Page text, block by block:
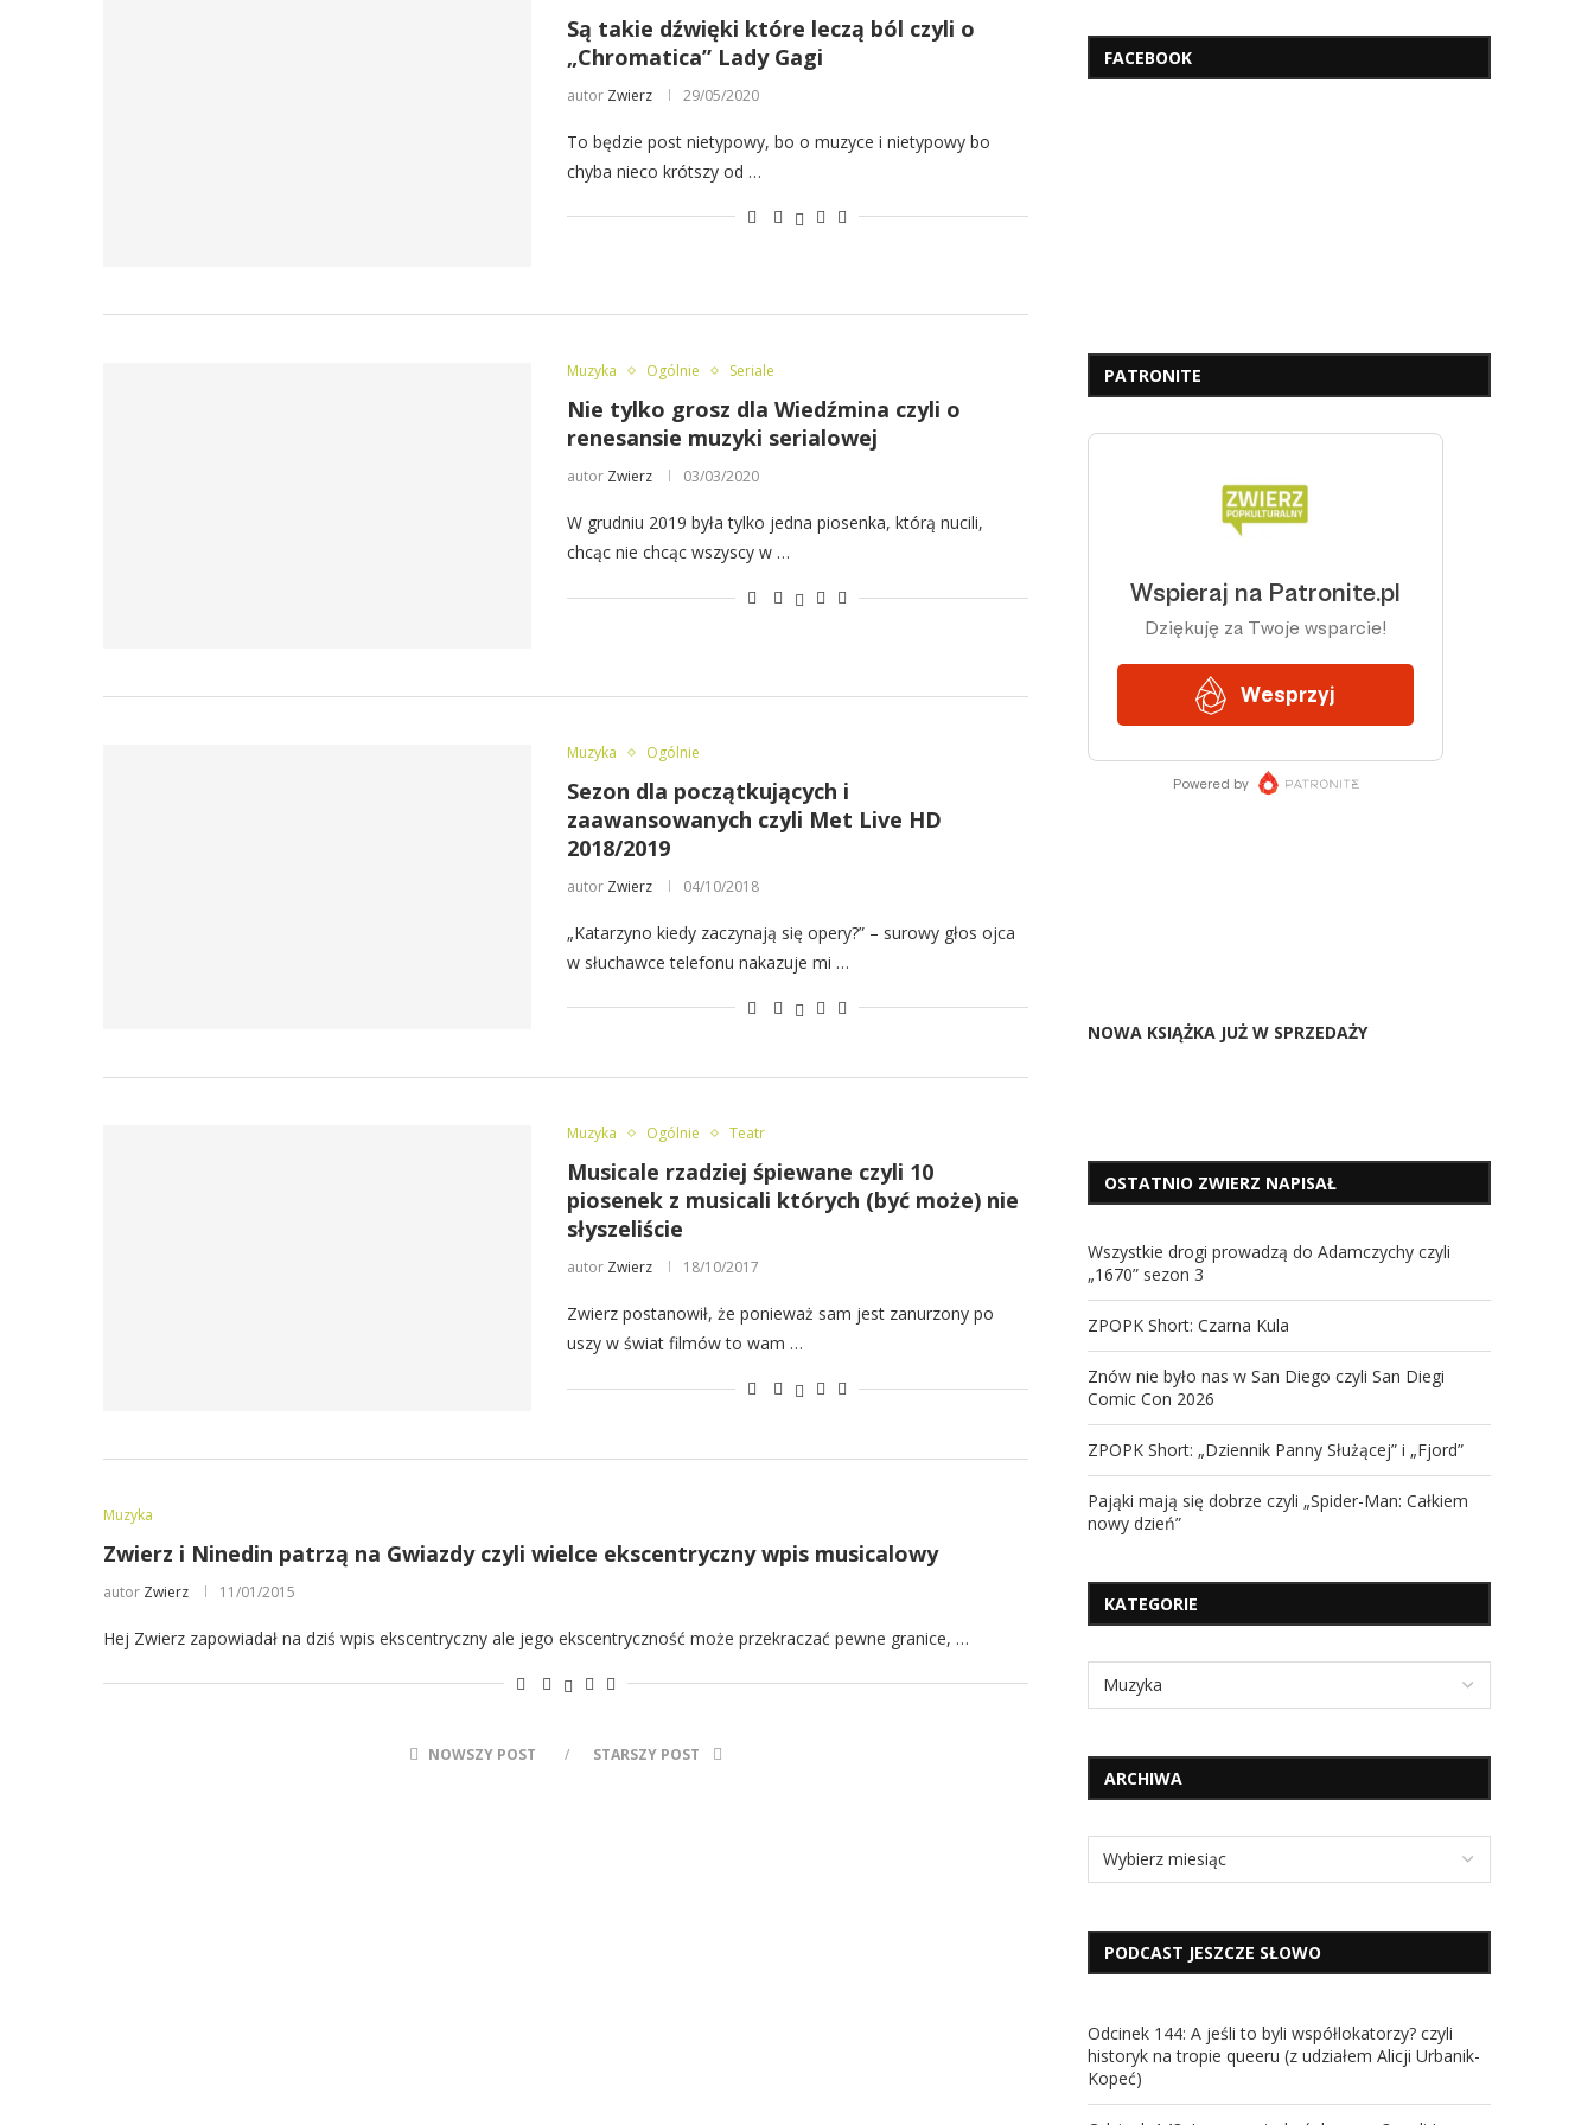
Są takie dźwięki które leczą ból czyli o
„Chromatica” Lady Gagi
autor Zwierz 29/05/2020
To będzie post nietypowy, bo o muzyce i nietypowy bo
chyba nieco krótszy od …
Muzyka Ogólnie Seriale
Nie tylko grosz dla Wiedźmina czyli o
renesansie muzyki serialowej
autor Zwierz 03/03/2020
W grudniu 2019 była tylko jedna piosenka, którą nucili,
chcąc nie chcąc wszyscy w …
Muzyka Ogólnie
Sezon dla początkujących i
zaawansowanych czyli Met Live HD
2018/2019
autor Zwierz 04/10/2018
„Katarzyno kiedy zaczynają się opery?” – surowy głos ojca
w słuchawce telefonu nakazuje mi …
Muzyka Ogólnie Teatr
Musicale rzadziej śpiewane czyli 10
piosenek z musicali których (być może) nie
słyszeliście
autor Zwierz 18/10/2017
Zwierz postanowił, że ponieważ sam jest zanurzony po
uszy w świat filmów to wam …
Muzyka
Zwierz i Ninedin patrzą na Gwiazdy czyli wielce ekscentryczny wpis musicalowy
autor Zwierz 11/01/2015
Hej Zwierz zapowiadał na dziś wpis ekscentryczny ale jego ekscentryczność może przekraczać pewne granice, …
NOWSZY POST STARSZY POST
FACEBOOK
PATRONITE
NOWA KSIĄŻKA JUŻ W SPRZEDAŻY
OSTATNIO ZWIERZ NAPISAŁ
Wszystkie drogi prowadzą do Adamczychy czyli
„1670” sezon 3
ZPOPK Short: Czarna Kula
Znów nie było nas w San Diego czyli San Diegi
Comic Con 2026
ZPOPK Short: „Dziennik Panny Służącej” i „Fjord”
Pająki mają się dobrze czyli „Spider-Man: Całkiem
nowy dzień”
KATEGORIE
ARCHIWA
PODCAST JESZCZE SŁOWO
Odcinek 144: A jeśli to byli współlokatorzy? czyli
historyk na tropie queeru (z udziałem Alicji Urbanik-
Kopeć)